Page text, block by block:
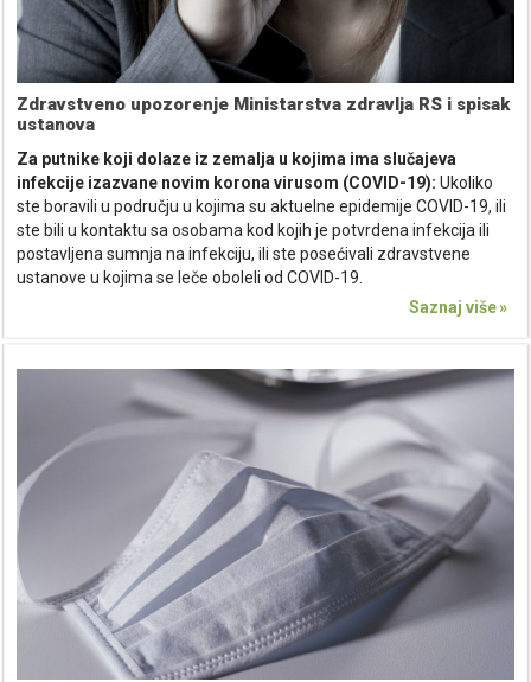
Zdravstveno upozorenje Ministarstva zdravlja RS i spisak
ustanova
Za putnike koji dolaze iz zemalja u kojima ima slučajeva
infekcije izazvane novim korona virusom (COVID-19): Ukoliko
ste boravili u području u kojima su aktuelne epidemije COVID-19, ili
ste bili u kontaktu sa osobama kod kojih je potvrdena infekcija ili
postavljena sumnja na infekciju, ili ste posećivali zdravstvene
ustanove u kojima se leče oboleli od COVID-19.
Saznaj više